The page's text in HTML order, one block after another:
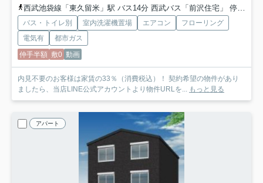
西武池袋線「東久留米」駅 バス14分 西武バス「前沢住宅」 停歩7分
バス・トイレ別 室内洗濯機置場 エアコン
フローリング
電気有
都市ガス
仲手半額 敷0 動画
内見不要のお客様は家賃の33％（消費税込）！ 契約希望の物件があり
ましたら、当店LINE公式アカウントより物件URLを...
もっと見る
アパート